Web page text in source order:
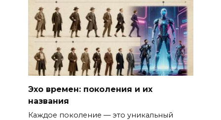
Эхо времен: поколения и их
названия
Каждое поколение — это уникальный